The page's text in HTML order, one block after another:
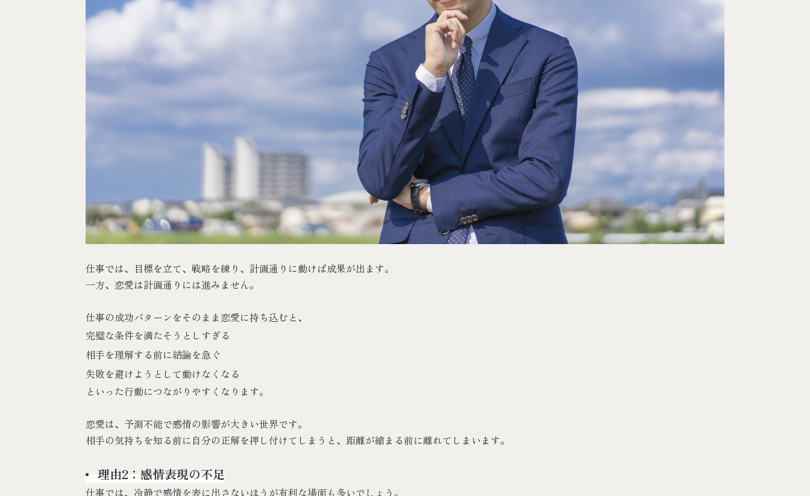
仕事では、目標を立て、戦略を練り、計画通りに動けば成果が出ます。
一方、恋愛は計画通りには進みません。
仕事の成功パターンをそのまま恋愛に持ち込むと、
完璧な条件を満たそうとしすぎる
相手を理解する前に結論を急ぐ
失敗を避けようとして動けなくなる
といった行動につながりやすくなります。
恋愛は、予測不能で感情の影響が大きい世界です。
相手の気持ちを知る前に自分の正解を押し付けてしまうと、距離が縮まる前に離れてしまいます。
理由2：感情表現の不足
仕事では、冷静で感情を表に出さないほうが有利な場面も多いでしょう。